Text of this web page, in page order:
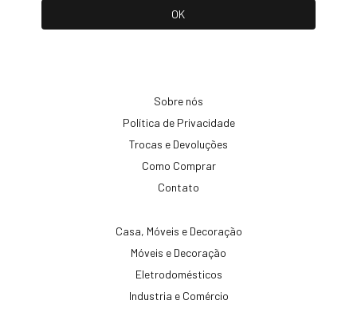
Sobre nós
Política de Privacidade
Trocas e Devoluções
Como Comprar
Contato
Casa, Móveis e Decoração
Móveis e Decoração
Eletrodomésticos
Industria e Comércio